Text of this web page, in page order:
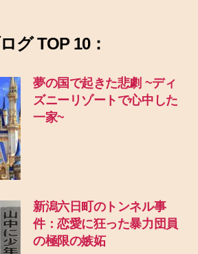
グ TOP 10：
夢の国で起きた悲劇 ~ディ
ズニーリゾートで心中した
一家~
新潟六日町のトンネル事
件：恋愛に狂った暴力団員
の極限の嫉妬